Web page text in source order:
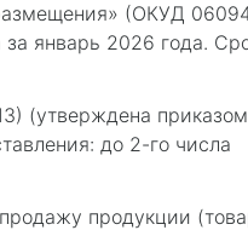
(ОКУД
январь 2026 года.
(утверждена приказом
до 2-го числа
продукции